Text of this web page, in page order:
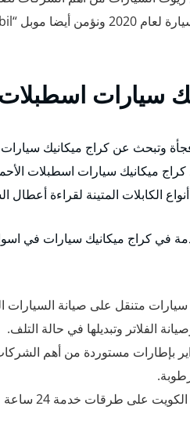
سيارات
وتبحث عن كراج ميكانيك سيارات
ميكانيك سيارات اسطبلات
الكابلات المتينة لقراءة أعطال
في كراج ميكانيك سيارات في
متنقل على صيانة
الفلاتر وتبديلها في حالة التلف.
بإطارات مستوردة من أهم
الكويت على طرقات خدمة 24 ساعة وبأفضل الأسعار